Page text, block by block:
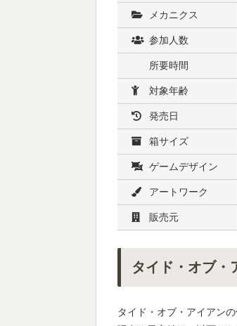
メカニクス
参加人数
所要時間
対象年齢
発売日
箱サイズ
ゲームデザイン
アートワーク
販売元
タイド・オブ・
タイド・オブ・アイアンの